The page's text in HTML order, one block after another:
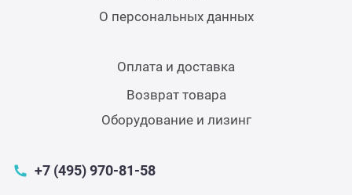
О персональных данных
Оплата и доставка
Возврат товара
Оборудование и лизинг
+7 (495) 970-81-58